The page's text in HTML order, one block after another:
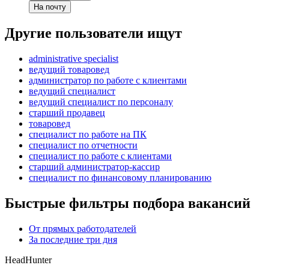
На почту
Другие пользователи ищут
administrative specialist
ведущий товаровед
администратор по работе с клиентами
ведущий специалист
ведущий специалист по персоналу
старший продавец
товаровед
специалист по работе на ПК
специалист по отчетности
специалист по работе с клиентами
старший администратор-кассир
специалист по финансовому планированию
Быстрые фильтры подбора вакансий
От прямых работодателей
За последние три дня
HeadHunter